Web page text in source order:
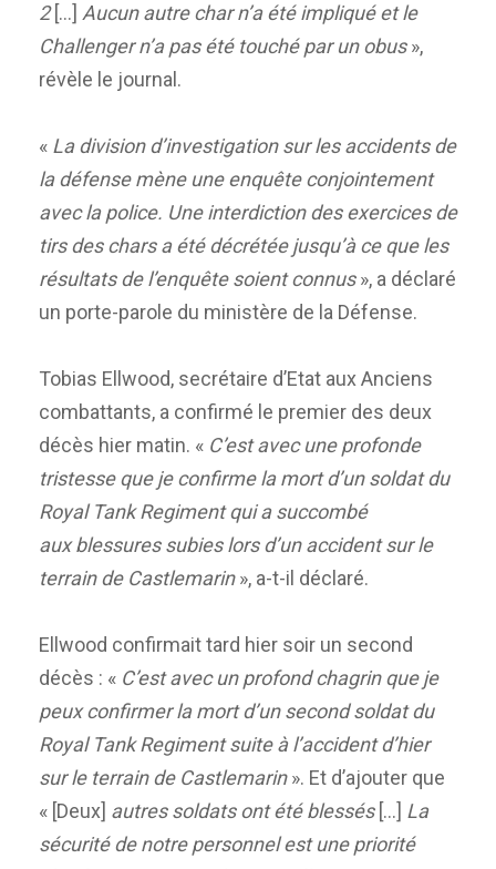
2[…] Aucun autre char n’a été impliqué et le
Challenger n’a pas été touché par un obus»,
révèle le journal.
« La division d’investigation sur les accidents de
la défense mène une enquête conjointement
avec la police. Une interdiction des exercices de
tirs des chars a été décrétée jusqu’à ce que les
résultats de l’enquête soient connus», a déclaré
un porte-parole du ministère de la Défense.
Tobias Ellwood, secrétaire d’Etat aux Anciens
combattants, a confirmé le premier des deux
décès hier matin. « C’est avec une profonde
tristesse que je confirme la mort d’un soldat du
Royal Tank Regiment qui a succombé
aux blessures subies lors d’un accident sur le
terrain de Castlemarin», a-t-il déclaré.
Ellwood confirmait tard hier soir un second
décès : « C’est avec un profond chagrin que je
peux confirmer la mort d’un second soldat du
Royal Tank Regiment suite à l’accident d’hier
sur le terrain de Castlemarin». Et d’ajouter que
« [Deux] autres soldats ont été blessés[…] La
sécurité de notre personnel est une priorité